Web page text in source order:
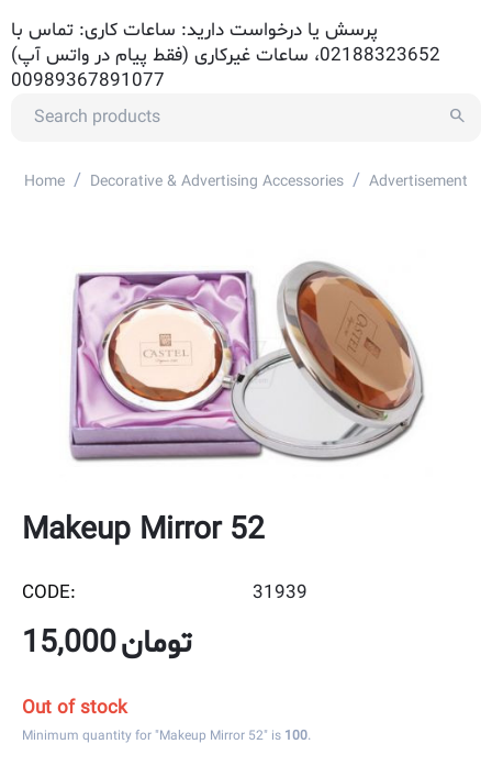
پرسش یا درخواست دارید: ساعات کاری: تماس با
02188323652، ساعات غیرکاری (فقط پیام در واتس آپ)
00989367891077
Home / Decorative & Advertising Accessories / Advertisement
Makeup Mirror 52
CODE: 31939
15,000تومان
Out of stock
Minimum quantity for "Makeup Mirror 52" is 100.